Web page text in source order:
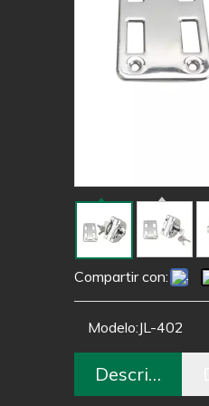
Compartir con:
Modelo:JL-402
Descripción